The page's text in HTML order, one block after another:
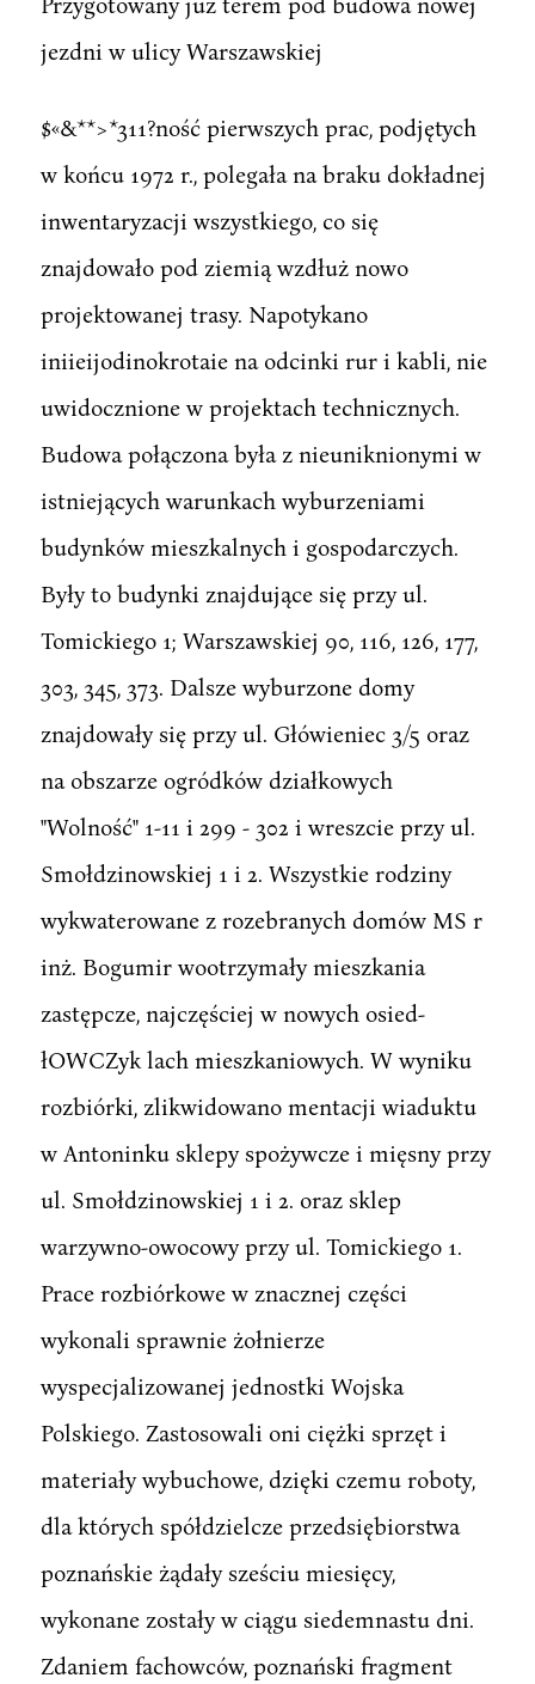
jezdni w ulicy Warszawskiej
$«&**>*311?ność pierwszych prac, podjętych
w końcu 1972 r., polegała na braku dokładnej
inwentaryzacji wszystkiego, co się
znajdowało pod ziemią wzdłuż nowo
projektowanej trasy. Napotykano
iniieijodinokrotaie na odcinki rur i kabli, nie
uwidocznione w projektach technicznych.
Budowa połączona była z nieuniknionymi w
istniejących warunkach wyburzeniami
budynków mieszkalnych i gospodarczych.
Były to budynki znajdujące się przy ul.
Tomickiego 1; Warszawskiej 90, 116, 126, 177,
303, 345, 373. Dalsze wyburzone domy
znajdowały się przy ul. Główieniec 3/5 oraz
na obszarze ogródków działkowych
"Wolność" 1-11 i 299 - 302 i wreszcie przy ul.
Smołdzinowskiej 1 i 2. Wszystkie rodziny
wykwaterowane z rozebranych domów MS r
inż. Bogumir wootrzymały mieszkania
zastępcze, najczęściej w nowych osied-
łOWCZyk lach mieszkaniowych. W wyniku
rozbiórki, zlikwidowano mentacji wiaduktu
w Antoninku sklepy spożywcze i mięsny przy
ul. Smołdzinowskiej 1 i 2. oraz sklep
warzywno-owocowy przy ul. Tomickiego 1.
Prace rozbiórkowe w znacznej części
wykonali sprawnie żołnierze
wyspecjalizowanej jednostki Wojska
Polskiego. Zastosowali oni ciężki sprzęt i
materiały wybuchowe, dzięki czemu roboty,
dla których spółdzielcze przedsiębiorstwa
poznańskie żądały sześciu miesięcy,
wykonane zostały w ciągu siedemnastu dni.
Zdaniem fachowców, poznański fragment